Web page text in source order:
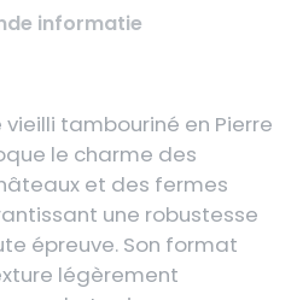
informatie
tambouriné en Pierre
le charme des
et des fermes
une robustesse
épreuve. Son format
légèrement